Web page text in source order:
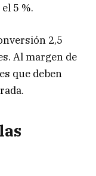
5 %.
2,5
Al margen de
que deben